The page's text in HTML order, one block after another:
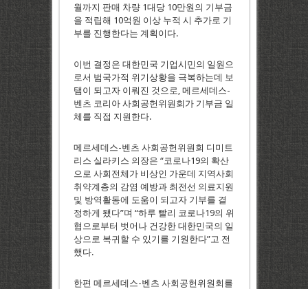
월까지 판매 차량 1대당 10만원의 기부금
을 적립해 10억원 이상 누적 시 추가로 기
부를 진행한다는 계획이다.
이번 결정은 대한민국 기업시민의 일원으
로서 범국가적 위기상황을 극복하는데 보
탬이 되고자 이뤄진 것으로, 메르세데스-
벤츠 코리아 사회공헌위원회가 기부금 일
체를 직접 지원한다.
메르세데스-벤츠 사회공헌위원회 디미트
리스 실라키스 의장은 “코로나19의 확산
으로 사회전체가 비상인 가운데 지역사회
취약계층의 감염 예방과 최전선 의료지원
및 방역활동에 도움이 되고자 기부를 결
정하게 됐다”며 “하루 빨리 코로나19의 위
협으로부터 벗어나 건강한 대한민국의 일
상으로 복귀할 수 있기를 기원한다”고 전
했다.
한편 메르세데스-벤츠 사회공헌위원회를